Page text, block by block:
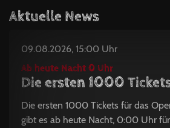
Aktuelle News
09.08.2026, 15:00 Uhr
Ab heute Nacht 0 Uhr
Die ersten 1000
Die ersten 1000 Tickets für das
gibt es ab heute Nacht, 0:00 Uhr für